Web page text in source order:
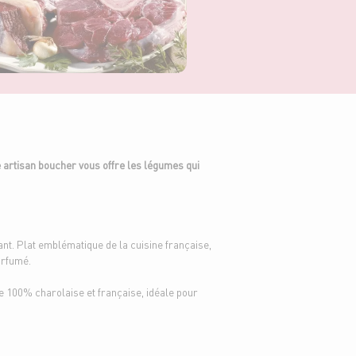
artisan boucher vous offre les légumes qui
Plat emblématique de la cuisine française,
100% charolaise et française, idéale pour